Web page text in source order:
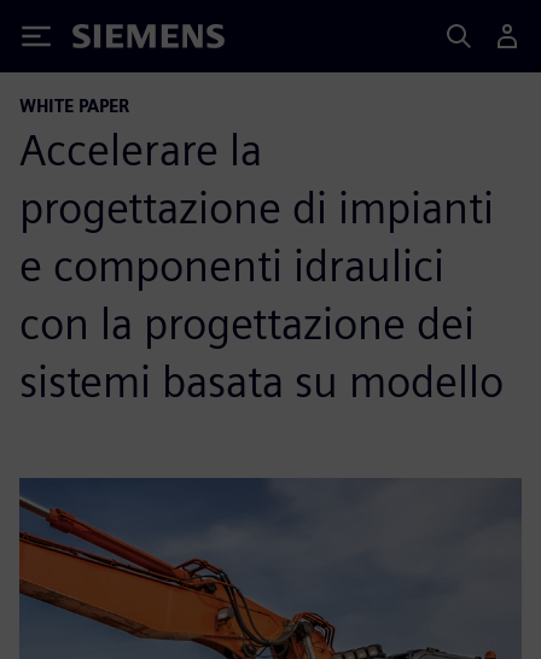
Siemens
WHITE PAPER
Accelerare la
progettazione di impianti
e componenti idraulici
con la progettazione dei
sistemi basata su modello